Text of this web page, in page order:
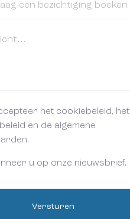
het cookiebeleid, het
en de algemene
u op onze nieuwsbrief.
Versturen